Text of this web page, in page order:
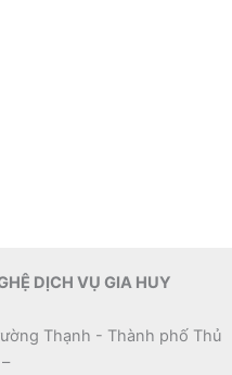
DỊCH VỤ GIA HUY
Thạnh - Thành phố Thủ